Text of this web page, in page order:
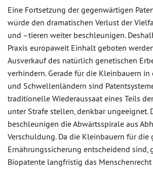
Eine Fortsetzung der gegenwärtigen
würde den dramatischen Verlust der
und –tieren weiter beschleunigen.
Praxis europaweit Einhalt geboten
Ausverkauf des natürlich genetischen
verhindern. Gerade für die Kleinbauern
und Schwellenländern sind
traditionelle Wiederaussaat eines Teils
unter Strafe stellen, denkbar ungeeignet.
beschleunigen die Abwärtsspirale aus
Verschuldung. Da die Kleinbauern für die
Ernährungssicherung entscheidend sind,
Biopatente langfristig das